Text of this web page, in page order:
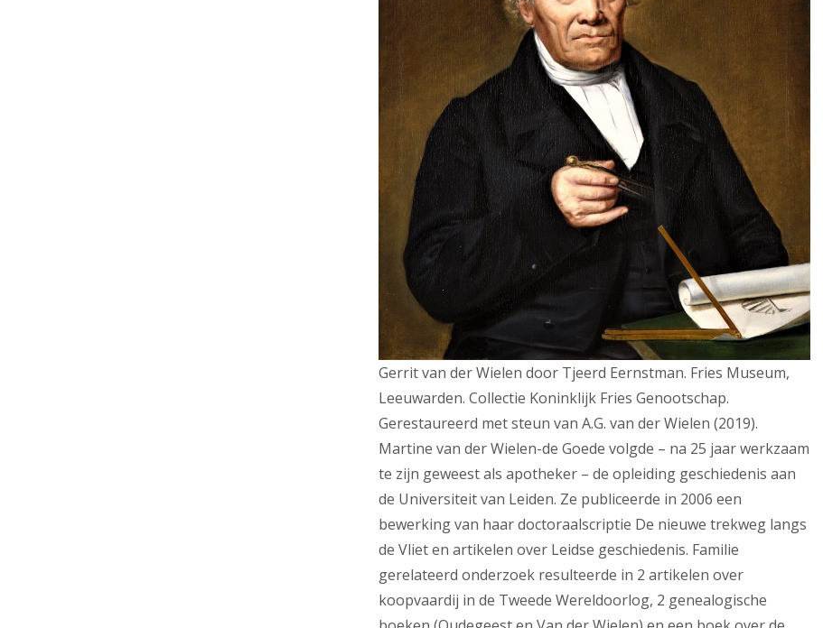
Gerrit van der Wielen door Tjeerd Eernstman. Fries Museum,
Leeuwarden. Collectie Koninklijk Fries Genootschap.
Gerestaureerd met steun van A.G. van der Wielen (2019).
Martine van der Wielen-de Goede volgde – na 25 jaar werkzaam
te zijn geweest als apotheker – de opleiding geschiedenis aan
de Universiteit van Leiden. Ze publiceerde in 2006 een
bewerking van haar doctoraalscriptie De nieuwe trekweg langs
de Vliet en artikelen over Leidse geschiedenis. Familie
gerelateerd onderzoek resulteerde in 2 artikelen over
koopvaardij in de Tweede Wereldoorlog, 2 genealogische